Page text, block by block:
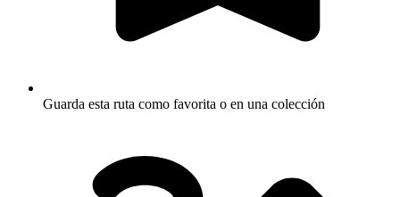
Guarda esta ruta como favorita o en una colección